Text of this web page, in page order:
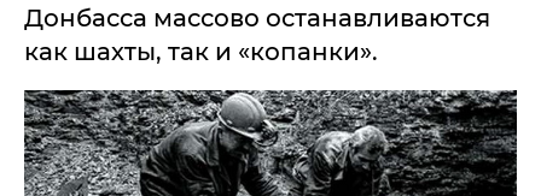
Донбасса массово останавливаются
как шахты, так и «копанки».